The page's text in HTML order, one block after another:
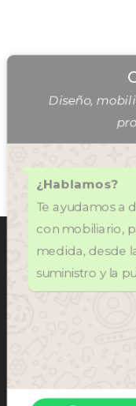
CONTÁCTANOS
Ofigrup
¿Hablamos?
Te ayudamos
con